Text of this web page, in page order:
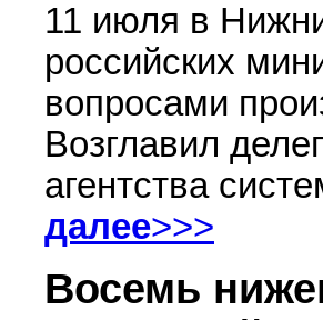
11 июля в
российских
вопросами
Возглавил
агентства
далее>>>
Восемь